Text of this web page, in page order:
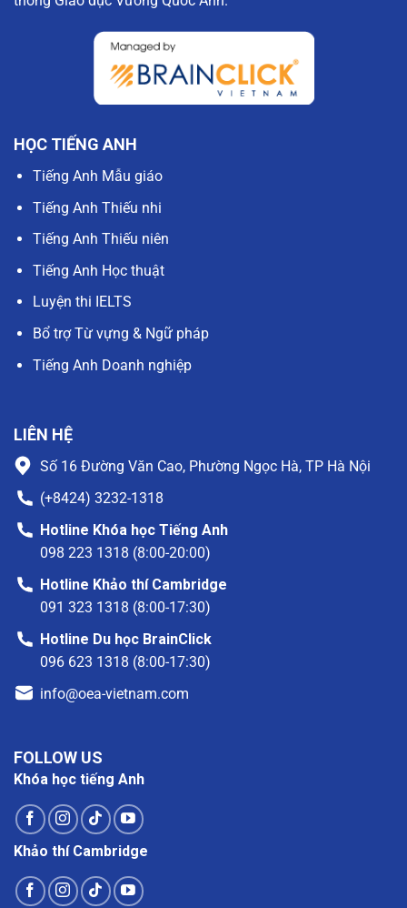
HỌC TIẾNG ANH
Tiếng Anh Mẫu giáo
Tiếng Anh Thiếu nhi
Tiếng Anh Thiếu niên
Tiếng Anh Học thuật
Luyện thi IELTS
Bổ trợ Từ vựng & Ngữ pháp
Tiếng Anh Doanh nghiệp
LIÊN HỆ
Số 16 Đường Văn Cao, Phường Ngọc Hà, TP Hà Nội
(+8424) 3232-1318
Hotline Khóa học Tiếng Anh
098 223 1318 (8:00-20:00)
Hotline Khảo thí Cambridge
091 323 1318 (8:00-17:30)
Hotline Du học BrainClick
096 623 1318 (8:00-17:30)
info@oea-vietnam.com
FOLLOW US
Khóa học tiếng Anh
Khảo thí Cambridge